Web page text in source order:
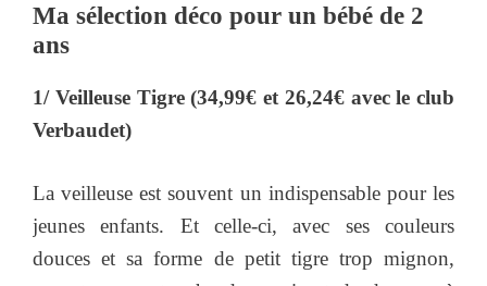
Ma sélection déco pour un bébé de 2
ans
1/ Veilleuse Tigre (34,99€ et 26,24€ avec le club
Verbaudet)
La veilleuse est souvent un indispensable pour les
jeunes enfants. Et celle-ci, avec ses couleurs
douces et sa forme de petit tigre trop mignon,